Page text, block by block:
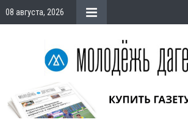
08 августа, 2026